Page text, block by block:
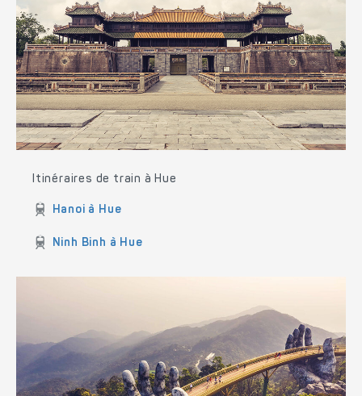
Itinéraires de train à Hue
Hanoi à Hue
Ninh Binh à Hue